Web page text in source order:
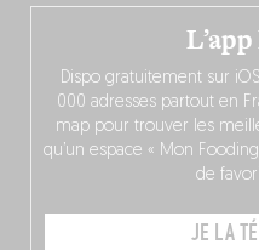
Dispo gratuitement sur
000 adresses partout en
map pour trouver les
qu’un espace « Mon
de
JE LA